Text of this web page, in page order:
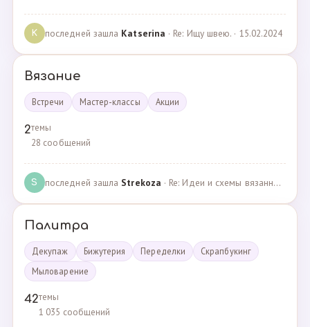
K последней зашла Katserina · Re: Ищу швею. · 15.02.2024
Вязание
Встречи Мастер-классы Акции
2темы
28 сообщений
S последней зашла Strekoza · Re: Идеи и схемы вязанных шариков · 16.12.2020
Палитра
Декупаж Бижутерия Переделки
Скрапбукинг
Мыловарение
42темы
1 035 сообщений